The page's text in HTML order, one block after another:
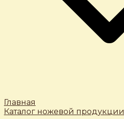
Главная
Каталог ножевой продукции